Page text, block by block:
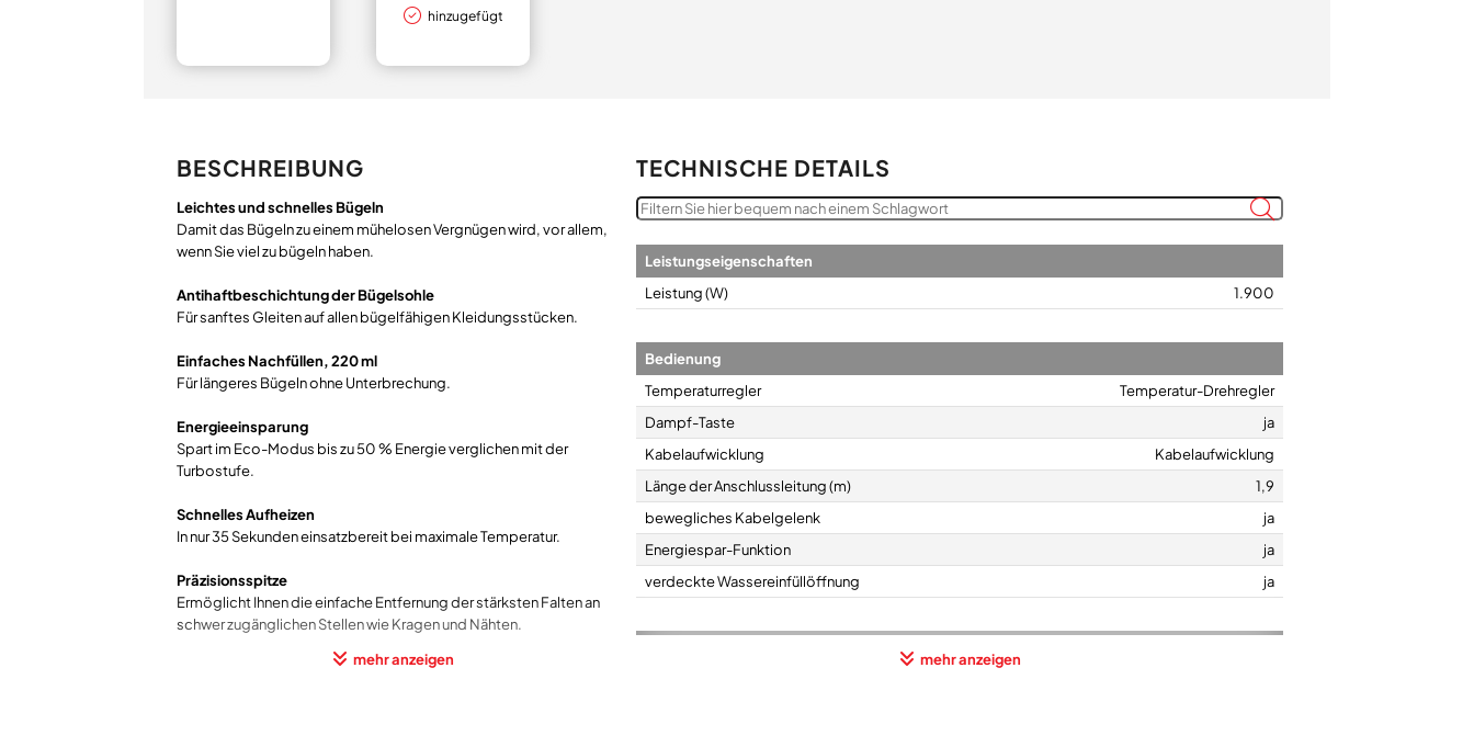
hinzugefügt
BESCHREIBUNG
Leichtes und schnelles Bügeln
Damit das Bügeln zu einem mühelosen Vergnügen wird, vor allem,
wenn Sie viel zu bügeln haben.
Antihaftbeschichtung der Bügelsohle
Für sanftes Gleiten auf allen bügelfähigen Kleidungsstücken.
Einfaches Nachfüllen, 220 ml
Für längeres Bügeln ohne Unterbrechung.
Energieeinsparung
Spart im Eco-Modus bis zu 50 % Energie verglichen mit der
Turbostufe.
Schnelles Aufheizen
In nur 35 Sekunden einsatzbereit bei maximale Temperatur.
Präzisionsspitze
Ermöglicht Ihnen die einfache Entfernung der stärksten Falten an
schwer zugänglichen Stellen wie Kragen und Nähten.
Herausragende Leistung mehr anzeigen
TECHNISCHE DETAILS
Leistungseigenschaften
Leistung (W)
1.900
Bedienung
Temperaturregler
Temperatur-Drehregler
Dampf-Taste
ja
Kabelaufwicklung
Kabelaufwicklung
Länge der Anschlussleitung (m)
1,9
bewegliches Kabelgelenk
ja
Energiespar-Funktion
ja
verdeckte Wassereinfüllöffnung
ja
mehr anzeigen